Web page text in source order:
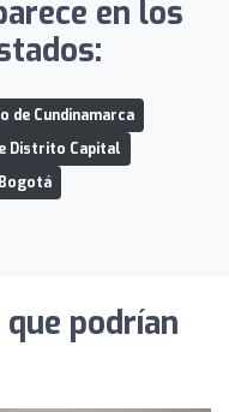
en los
de Cundinamarca
Distrito Capital
podrían